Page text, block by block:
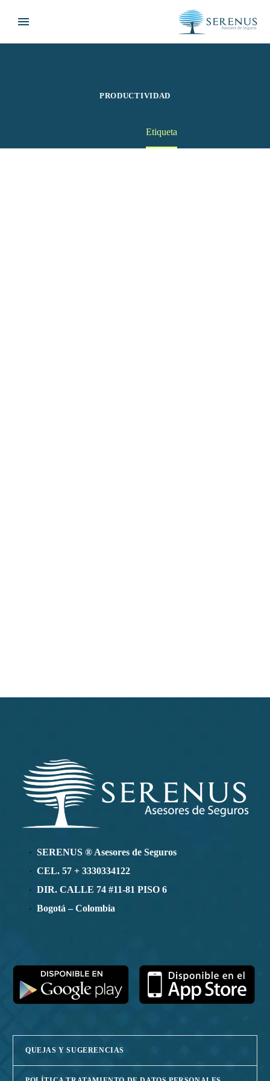
PRODUCTIVIDAD
Etiqueta
SERENUS ® Asesores de Seguros
CEL. 57 + 3330334122
DIR. CALLE 74 #11-81 PISO 6
Bogotá – Colombia
QUEJAS Y SUGERENCIAS